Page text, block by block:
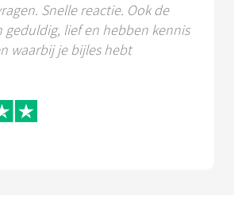
Snelle reactie. Ook de
geduldig, lief en hebben kennis
waarbij je bijles hebt